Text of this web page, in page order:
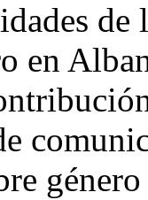
en